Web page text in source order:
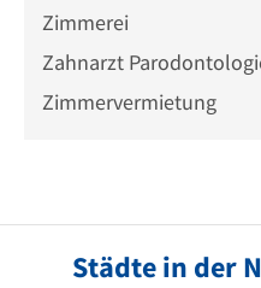
Zimmerei
Zahnarzt
Zimmervermietung
Städte in der